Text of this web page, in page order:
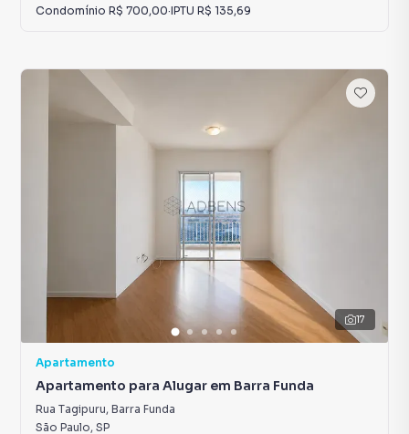
Condomínio R$ 700,00·IPTU R$ 135,69
17
Apartamento
Apartamento para Alugar em Barra Funda
Rua Tagipuru, Barra Funda
São Paulo, SP